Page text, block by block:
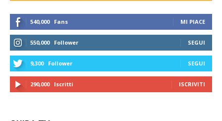
540,000 Fans MI PIACE
550,000 Follower SEGUI
9,300 Follower SEGUI
290,000 Iscritti ISCRIVITI